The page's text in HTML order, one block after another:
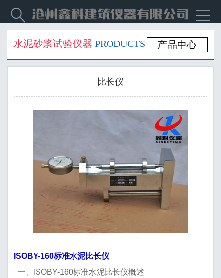


水泥砂浆试验仪器 PRODUCTS 产品中心
比长仪
ISOBY-160标准水泥比长仪
一、ISOBY-160标准水泥比长仪概述